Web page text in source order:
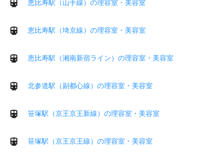
恵比寿駅（山手線）の理容室・美容室
恵比寿駅（埼京線）の理容室・美容室
恵比寿駅（湘南新宿ライン）の理容室・美容室
北参道駅（副都心線）の理容室・美容室
笹塚駅（京王京王新線）の理容室・美容室
笹塚駅（京王京王線）の理容室・美容室